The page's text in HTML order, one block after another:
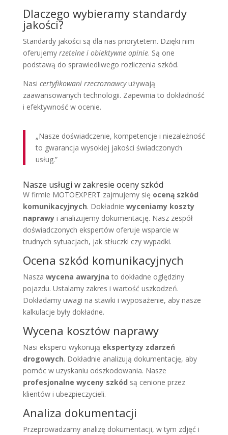
Dlaczego wybieramy standardy
jakości?
Standardy jakości są dla nas priorytetem. Dzięki nim
oferujemy rzetelne i obiektywne opinie. Są one
podstawą do sprawiedliwego rozliczenia szkód.
Nasi certyfikowani rzeczoznawcyużywają
zaawansowanych technologii. Zapewnia to dokładność
i efektywność w ocenie.
„Nasze doświadczenie, kompetencje i niezależność
to gwarancja wysokiej jakości świadczonych
usług.”
Nasze usługi w zakresie oceny szkód
W firmie MOTOEXPERT zajmujemy się oceną szkód
komunikacyjnych. Dokładnie wyceniamy koszty
naprawyi analizujemy dokumentację. Nasz zespół
doświadczonych ekspertów oferuje wsparcie w
trudnych sytuacjach, jak stłuczki czy wypadki.
Ocena szkód komunikacyjnych
Nasza wycena awaryjna to dokładne oględziny
pojazdu. Ustalamy zakres i wartość uszkodzeń.
Dokładamy uwagi na stawki i wyposażenie, aby nasze
kalkulacje były dokładne.
Wycena kosztów naprawy
Nasi eksperci wykonują ekspertyzy zdarzeń
drogowych. Dokładnie analizują dokumentację, aby
pomóc w uzyskaniu odszkodowania. Nasze
profesjonalne wyceny szkód są cenione przez
klientów i ubezpieczycieli.
Analiza dokumentacji
Przeprowadzamy analizę dokumentacji, w tym zdjęć i